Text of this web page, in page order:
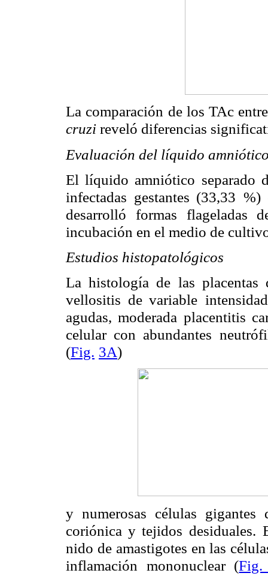
La comparación de los TAc
cruzi reveló diferencias
Evaluación del líquido
El líquido amniótico separado
infectadas gestantes (33,33 %)
desarrolló
formas flageladas
incubación en el medio de
Estudios histopatológicos
La histología de las placentas
vellositis de variable
agudas, moderada placentitis
celular con abundantes
(Fig. 3A)
y numerosas células gigantes
coriónica y tejidos desiduales.
nido de amastigotes en las
inflamación mononuclear (